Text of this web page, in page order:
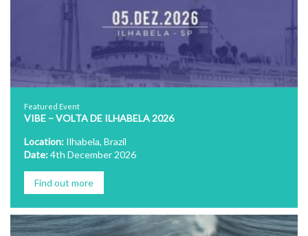
Featured Event
VIBE – VOLTA DE ILHABELA 2026
Location: Ilhabela, Brazil
Date:4th December 2026
Find out more